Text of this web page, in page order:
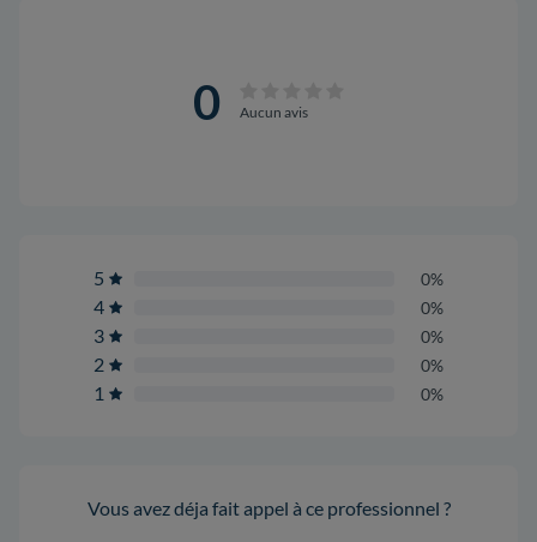
0 Aucun avis
5 0%
4 0%
3 0%
2 0%
1 0%
Vous avez déja fait appel à ce professionnel ?